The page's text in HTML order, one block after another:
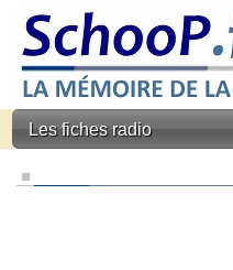
Les fiches radio